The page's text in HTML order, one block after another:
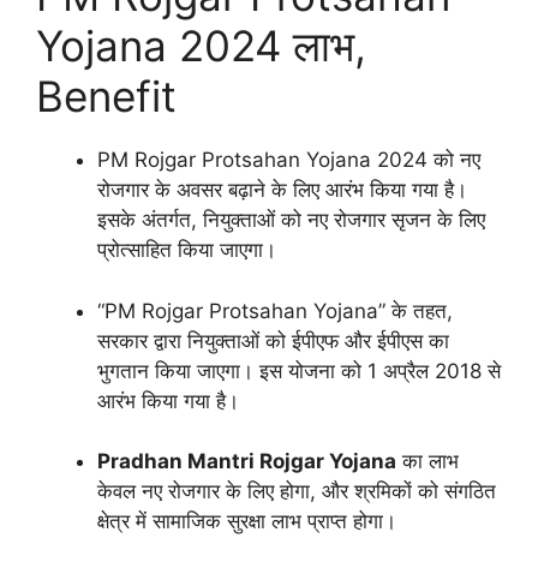
Yojana 2024 लाभ,
Benefit
PM Rojgar Protsahan Yojana 2024 को नए
रोजगार के अवसर बढ़ाने के लिए आरंभ किया गया है।
इसके अंतर्गत, नियुक्ताओं को नए रोजगार सृजन के लिए
प्रोत्साहित किया जाएगा।
“PM Rojgar Protsahan Yojana” के तहत,
सरकार द्वारा नियुक्ताओं को ईपीएफ और ईपीएस का
भुगतान किया जाएगा। इस योजना को 1 अप्रैल 2018 से
आरंभ किया गया है।
Pradhan Mantri Rojgar Yojana का लाभ
केवल नए रोजगार के लिए होगा, और श्रमिकों को संगठित
क्षेत्र में सामाजिक सुरक्षा लाभ प्राप्त होगा।